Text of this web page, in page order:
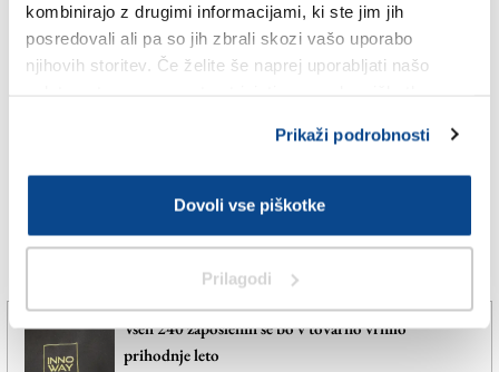
kombinirajo z drugimi informacijami, ki ste jim jih
posredovali ali pa so jih zbrali skozi vašo uporabo
njihovih storitev. Če želite še naprej uporabljati našo
Prikaži podrobnosti
Dovoli vse piškotke
Prilagodi
TAGS:
SPLETNO UREDNIŠTVO
Vseh 240 zaposlenih se bo v tovarno vrnilo
prihodnje leto